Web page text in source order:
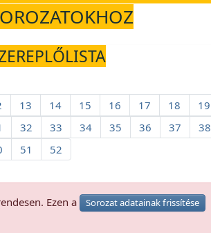
13 14 15 16 17 18
19
32 33 34 35 36 37
38
51 52
Ezen a Sorozat adatainak frissítése